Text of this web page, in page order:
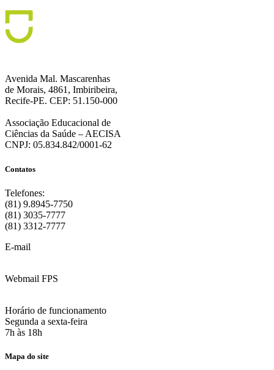
Avenida Mal. Mascarenhas
de Morais, 4861, Imbiribeira,
Recife-PE. CEP: 51.150-000
Associação Educacional de
Ciências da Saúde – AECISA
CNPJ: 05.834.842/0001-62
Contatos
Telefones:
(81) 9.8945-7750
(81) 3035-7777
(81) 3312-7777
E-mail
Webmail FPS
Horário de funcionamento
Segunda a sexta-feira
7h às 18h
Mapa do site